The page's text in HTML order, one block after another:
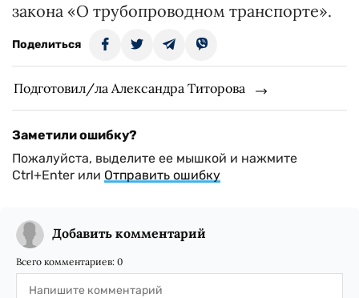
закона «О трубопроводном транспорте».
Поделиться
Подготовил/ла Александра Титорова
Заметили ошибку?
Пожалуйста, выделите ее мышкой и нажмите
Ctrl+Enter или Отправить ошибку
Добавить комментарий
Всего комментариев: 0